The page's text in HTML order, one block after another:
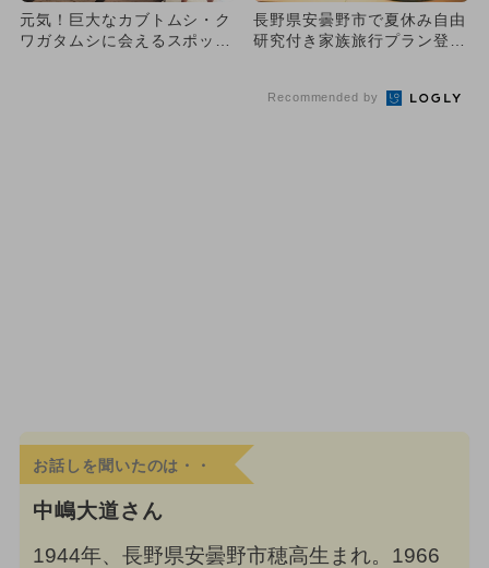
元気！巨大なカブトムシ・ク
ワガタムシに会えるスポッ
長野県安曇野市で夏休み自由
研究付き家族旅行プラン登
Recommended by
お話しを聞いたのは・・
中嶋大道さん
1944年、長野県安曇野市穂高生まれ。1966